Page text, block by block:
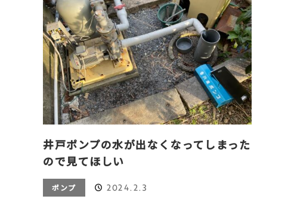
井戸ポンプの水が出なくなってしまった
ので見てほしい
ポンプ 2024.2.3